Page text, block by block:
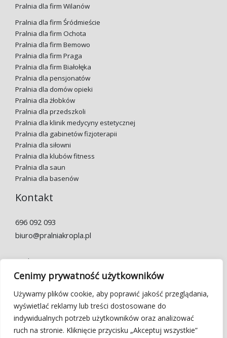
Cenimy prywatność użytkowników
Używamy plików cookie, aby poprawić jakość przeglądania,
wyświetlać reklamy lub treści dostosowane do
indywidualnych potrzeb użytkowników oraz analizować
ruch na stronie. Kliknięcie przycisku „Akceptuj wszystkie”
Pralnia dla firm Wilanów
Pralnia dla firm Śródmieście
Pralnia dla firm Ochota
Pralnia dla firm Bemowo
Pralnia dla firm Praga
Pralnia dla firm Białołęka
Pralnia dla pensjonatów
Pralnia dla domów opieki
Pralnia dla żłobków
Pralnia dla przedszkoli
Pralnia dla klinik medycyny estetycznej
Pralnia dla gabinetów fizjoterapii
Pralnia dla siłowni
Pralnia dla klubów fitness
Pralnia dla saun
Pralnia dla basenów
Kontakt
696 092 093
biuro@pralniakropla.pl
Godziny otwarcia:
Pon.-pt. 7:00 – 22:00
Alior bank
73 2490 0005 0000 4500 7434 4229